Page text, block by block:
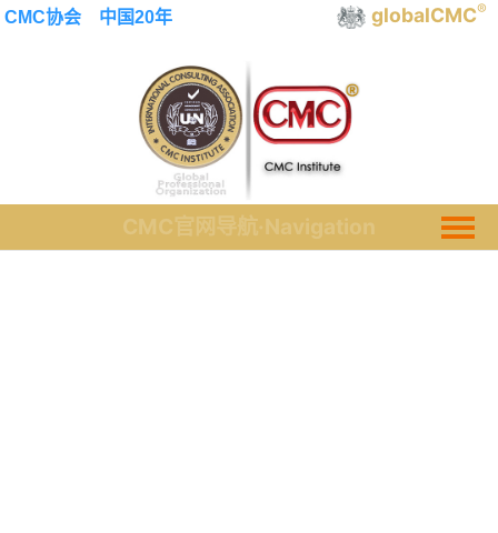
CMC协会 中国20年 globalCMC®